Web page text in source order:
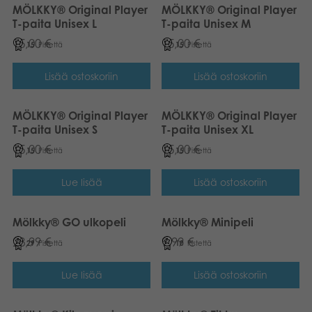
MÖLKKY® Original Player
T-paita Unisex L
15,00€
15 Pistettä
Lisää ostoskoriin
MÖLKKY® Original Player
T-paita Unisex M
15,00€
15 Pistettä
Lisää ostoskoriin
MÖLKKY® Original Player
T-paita Unisex S
15,00€
15 Pistettä
Lue lisää
MÖLKKY® Original Player
T-paita Unisex XL
15,00€
15 Pistettä
Lisää ostoskoriin
Mölkky® GO ulkopeli
28,99€
29 Pistettä
Lue lisää
Mölkky® Minipeli
9,99 €
10 Pistettä
Lisää ostoskoriin